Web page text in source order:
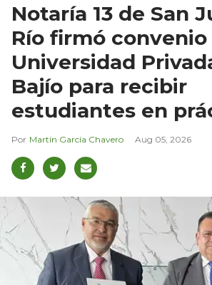
Notaría 13 de San
Río firmó convenio
Universidad
Bajío para recibir
estudiantes en
Martín García Chavero Aug 05, 2026